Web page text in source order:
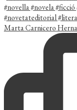
Marta Carnicero